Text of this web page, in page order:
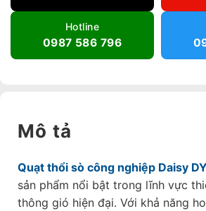
Hotline
0987 586 796
Mô tả
Quạt thổi sò công nghiệp Daisy
sản phẩm nổi bật trong lĩnh vực
thông gió hiện đại. Với khả năng